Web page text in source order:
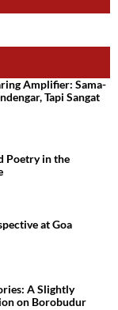
Amplifier: Sama-
Tapi Sangat
Poetry in the
at Goa
A Slightly
on Borobudur